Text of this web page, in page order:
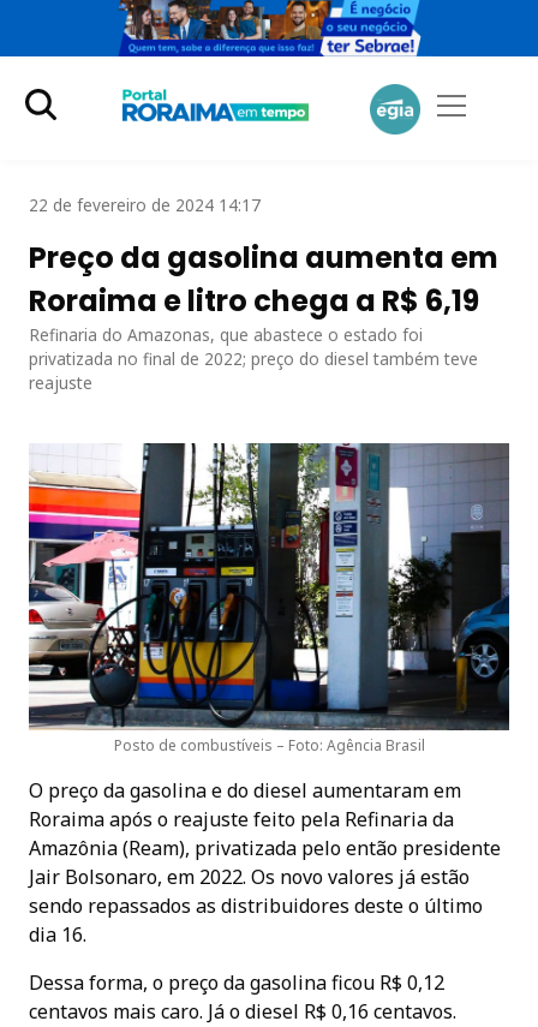
22 de fevereiro de 2024 14:17
Preço da gasolina aumenta em
Roraima e litro chega a R$ 6,19
Refinaria do Amazonas, que abastece o estado foi
privatizada no final de 2022; preço do diesel também teve
reajuste
Posto de combustíveis – Foto: Agência Brasil
O preço da gasolina e do diesel aumentaram em
Roraima após o reajuste feito pela Refinaria da
Amazônia (Ream), privatizada pelo então presidente
Jair Bolsonaro, em 2022. Os novo valores já estão
sendo repassados as distribuidores deste o último
dia 16.
Dessa forma, o preço da gasolina ficou R$ 0,12
centavos mais caro. Já o diesel R$ 0,16 centavos.